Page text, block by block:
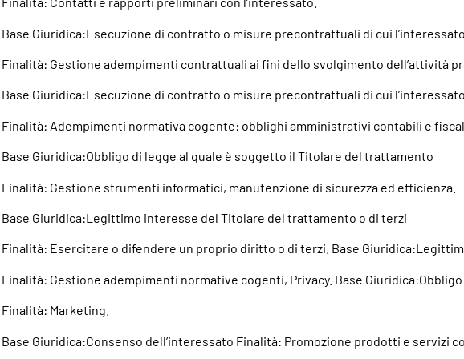
Base Giuridica:Esecuzione di contratto o misure precontrattuali di cui
Finalità: Gestione adempimenti contrattuali ai fini dello svolgimento dell’attività
Base Giuridica:Esecuzione di contratto o misure precontrattuali di cui
Finalità: Adempimenti normativa cogente: obblighi amministrativi contabili e
Base Giuridica:Obbligo di legge al quale è soggetto il Titolare del trattamento
Finalità: Gestione strumenti informatici, manutenzione di sicurezza ed efficienza.
Base Giuridica:Legittimo interesse del Titolare del trattamento o di terzi
Finalità: Esercitare o difendere un proprio diritto o di terzi. Base
Finalità: Gestione adempimenti normative cogenti, Privacy. Base
Finalità: Marketing.
Base Giuridica:Consenso dell’interessato Finalità: Promozione prodotti e servizi